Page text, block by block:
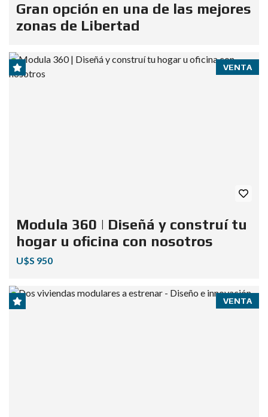
Gran opción en una de las mejores
zonas de Libertad
VENTA
Modula 360 | Diseñá y construí tu
hogar u oficina con nosotros
U$S 950
VENTA